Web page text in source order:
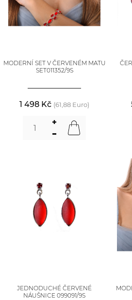
MODERNÍ SET V ČERVENÉM MATU
SET011352/9S
1 498 Kč (61,88 Euro)
JEDNODUCHÉ ČERVENÉ
NÁUŠNICE 099091/9S